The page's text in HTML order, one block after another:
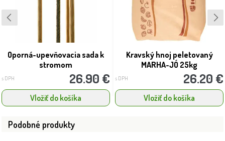
Oporná-upevňovacia sada k
stromom
s DPH 26.90 €
Vložiť do košíka
Kravský hnoj peletovaný
MARHA-JÓ 25kg
s DPH 26.20 €
Vložiť do košíka
Podobné produkty